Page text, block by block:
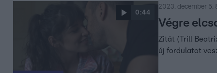
0:44
2023. december 5.
Végre
Zitát (Trill
új fordulatot